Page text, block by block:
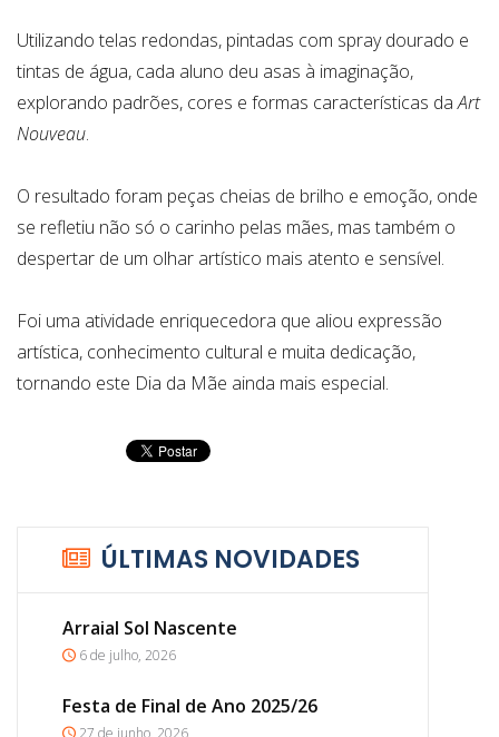
Utilizando telas redondas, pintadas com spray dourado e
tintas de água, cada aluno deu asas à imaginação,
explorando padrões, cores e formas características daArt
Nouveau.
O resultado foram peças cheias de brilho e emoção, onde
se refletiu não só o carinho pelas mães, mas também o
despertar de um olhar artístico mais atento e sensível.
Foi uma atividade enriquecedora que aliou expressão
artística, conhecimento cultural e muita dedicação,
tornando este Dia da Mãe ainda mais especial.
ÚLTIMAS NOVIDADES
Arraial Sol Nascente
6 de julho, 2026
Festa de Final de Ano 2025/26
27 de junho, 2026